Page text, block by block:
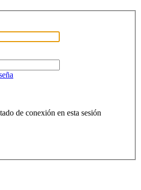
de conexión en esta sesión